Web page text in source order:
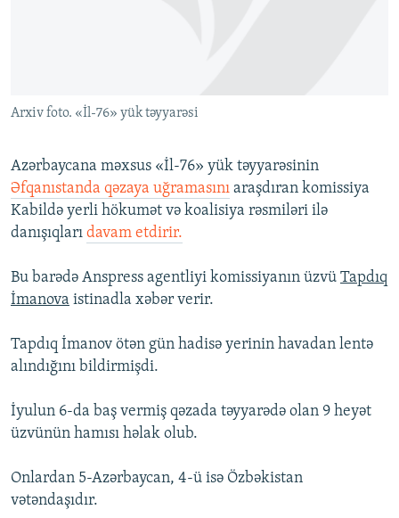
AZADLIQRADIOSU MOBIL TELEFONUNUZDA
XƏBƏR BÜLLETENLƏRIMIZ
RFE/RL-in bütün saytları
Arxiv foto. «İl-76» yük təyyarəsi
Azərbaycana məxsus «İl-76» yük təyyarəsinin
Əfqanıstanda qəzaya uğramasını araşdıran komissiya
Kabildə yerli hökumət və koalisiya rəsmiləri ilə
danışıqları davam etdirir.
Bu barədə Anspress agentliyi komissiyanın üzvü Tapdıq
İmanova istinadla xəbər verir.
Tapdıq İmanov ötən gün hadisə yerinin havadan lentə
alındığını bildirmişdi.
İyulun 6-da baş vermiş qəzada təyyarədə olan 9 heyət
üzvünün hamısı həlak olub.
Onlardan 5-Azərbaycan, 4-ü isə Özbəkistan
vətəndaşıdır.